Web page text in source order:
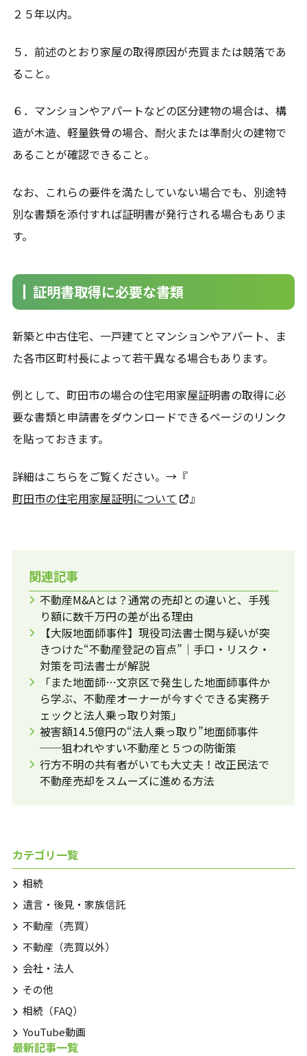
２５年以内。
５．前述のとおり家屋の取得原因が売買または競落であ
ること。
６．マンションやアパートなどの区分建物の場合は、構
造が木造、軽量鉄骨の場合、耐火または準耐火の建物で
あることが確認できること。
なお、これらの要件を満たしていない場合でも、別途特
別な書類を添付すれば証明書が発行される場合もありま
す。
証明書取得に必要な書類
新築と中古住宅、一戸建てとマンションやアパート、ま
た各市区町村長によって若干異なる場合もあります。
例として、町田市の場合の住宅用家屋証明書の取得に必
要な書類と申請書をダウンロードできるページのリンク
を貼っておきます。
詳細はこちらをご覧ください。→『
町田市の住宅用家屋証明について
』
関連記事
不動産M&Aとは？通常の売却との違いと、手残
り額に数千万円の差が出る理由
【大阪地面師事件】現役司法書士関与疑いが突
きつけた“不動産登記の盲点”｜手口・リスク・
対策を司法書士が解説
「また地面師…文京区で発生した地面師事件か
ら学ぶ、不動産オーナーが今すぐできる実務チ
ェックと法人乗っ取り対策」
被害額14.5億円の“法人乗っ取り”地面師事件
──狙われやすい不動産と５つの防衛策
行方不明の共有者がいても大丈夫！改正民法で
不動産売却をスムーズに進める方法
カテゴリ一覧
相続
遺言・後見・家族信託
不動産（売買）
不動産（売買以外）
会社・法人
その他
相続（FAQ）
YouTube動画
最新記事一覧